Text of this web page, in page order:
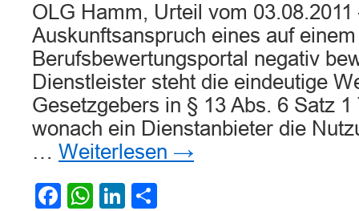
OLG Hamm, Urteil vom
Auskunftsanspruch eines auf einem
Berufsbewertungsportal negativ
Dienstleister steht die eindeutige
Gesetzgebers in § 13 Abs. 6 Satz
wonach ein Dienstanbieter die
… Weiterlesen →
Facebook
WhatsApp
LinkedIn